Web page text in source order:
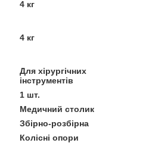
4 кг
4 кг
Для хірургічних
інструментів
1 шт.
Медичний столик
Збірно-розбірна
Колісні опори